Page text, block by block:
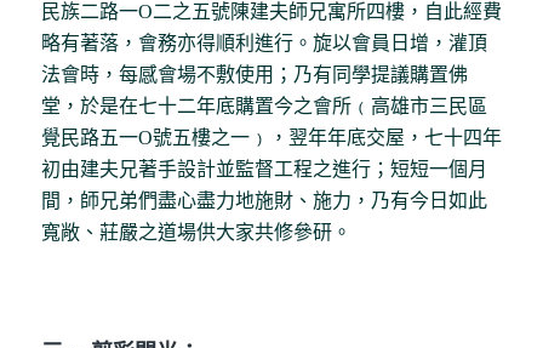
民族二路一O二之五號陳建夫師兄寓所四樓，自此經費
略有著落，會務亦得順利進行。旋以會員日增，灌頂
法會時，每感會場不敷使用；乃有同學提議購置佛
堂，於是在七十二年底購置今之會所﹙高雄市三民區
覺民路五一O號五樓之一﹚，翌年年底交屋，七十四年
初由建夫兄著手設計並監督工程之進行；短短一個月
間，師兄弟們盡心盡力地施財、施力，乃有今日如此
寬敞、莊嚴之道場供大家共修參研。